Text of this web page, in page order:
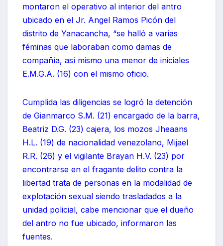
montaron el operativo al interior del antro
ubicado en el Jr. Angel Ramos Picón del
distrito de Yanacancha, “se halló a varias
féminas que laboraban como damas de
compañía, así mismo una menor de iniciales
E.M.G.A. (16) con el mismo oficio.
Cumplida las diligencias se logró la detención
de Gianmarco S.M. (21) encargado de la barra,
Beatriz D.G. (23) cajera, los mozos Jheaans
H.L. (19) de nacionalidad venezolano, Mijael
R.R. (26) y el vigilante Brayan H.V. (23) por
encontrarse en el fragante delito contra la
libertad trata de personas en la modalidad de
explotación sexual siendo trasladados a la
unidad policial, cabe mencionar que el dueño
del antro no fue ubicado, informaron las
fuentes.